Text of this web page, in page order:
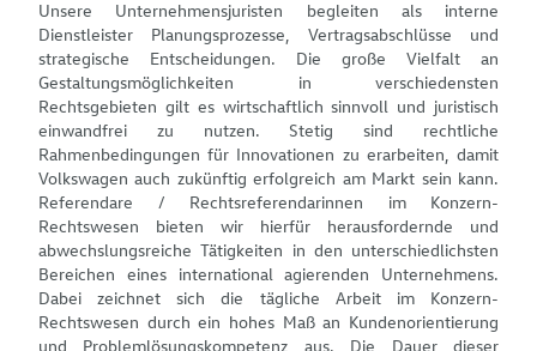
Unsere Unternehmensjuristen begleiten als interne
Dienstleister Planungsprozesse, Vertragsabschlüsse und
strategische Entscheidungen. Die große Vielfalt an
Gestaltungsmöglichkeiten in verschiedensten
Rechtsgebieten gilt es wirtschaftlich sinnvoll und juristisch
einwandfrei zu nutzen. Stetig sind rechtliche
Rahmenbedingungen für Innovationen zu erarbeiten, damit
Volkswagen auch zukünftig erfolgreich am Markt sein kann.
Referendare / Rechtsreferendarinnen im Konzern-
Rechtswesen bieten wir hierfür herausfordernde und
abwechslungsreiche Tätigkeiten in den unterschiedlichsten
Bereichen eines international agierenden Unternehmens.
Dabei zeichnet sich die tägliche Arbeit im Konzern-
Rechtswesen durch ein hohes Maß an Kundenorientierung
und Problemlösungskompetenz aus. Die Dauer dieser